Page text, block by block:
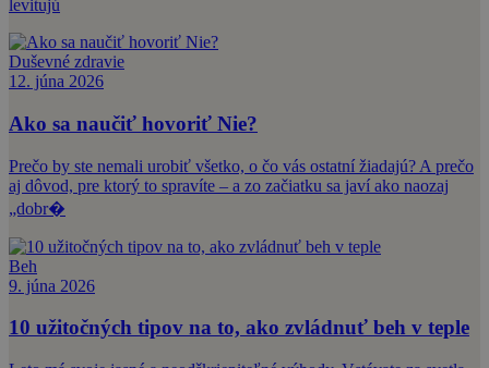
levitujú
Duševné zdravie
12. júna 2026
Ako sa naučiť hovoriť Nie?
Prečo by ste nemali urobiť všetko, o čo vás ostatní žiadajú? A prečo
aj dôvod, pre ktorý to spravíte – a zo začiatku sa javí ako naozaj
„dobr�
Beh
9. júna 2026
10 užitočných tipov na to, ako zvládnuť beh v teple